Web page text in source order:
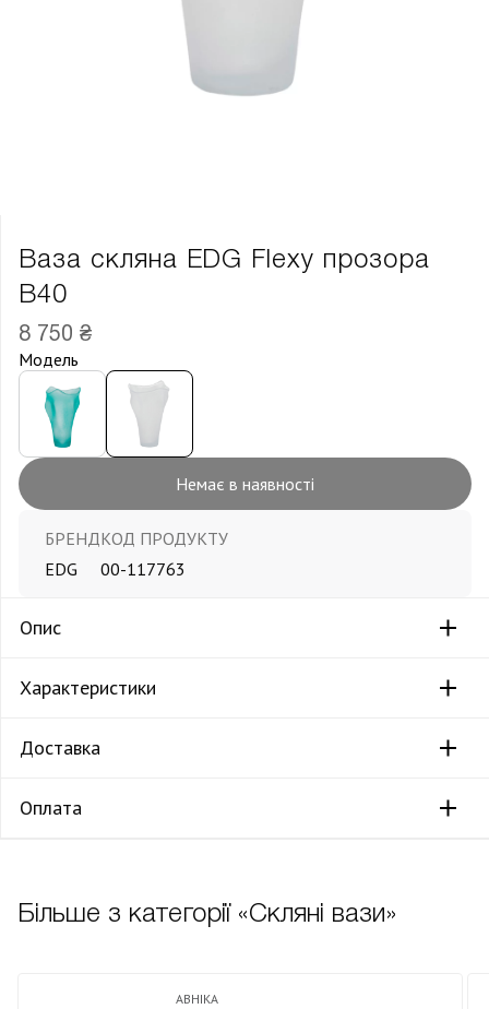
Ваза скляна EDG Flexy прозора
В40
8 750 ₴
Модель
Немає в наявності
БРЕНД
EDG
КОД ПРОДУКТУ
00-117763
Опис
Характеристики
Доставка
Оплата
Більше з категорії «Скляні вази»
ABHIKA